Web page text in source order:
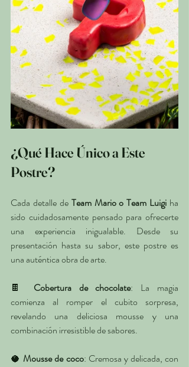
¿Qué Hace Único a Este
Postre?
Cada detalle de Team Mario o Team Luigi ha
sido cuidadosamente pensado para ofrecerte
una experiencia inigualable. Desde su
presentación hasta su sabor, este postre es
una auténtica obra de arte.
🍫 Cobertura de chocolate: La magia
comienza al romper el cubito sorpresa,
revelando una deliciosa mousse y una
combinación irresistible de sabores.
🥥 Mousse de coco: Cremosa y delicada, con